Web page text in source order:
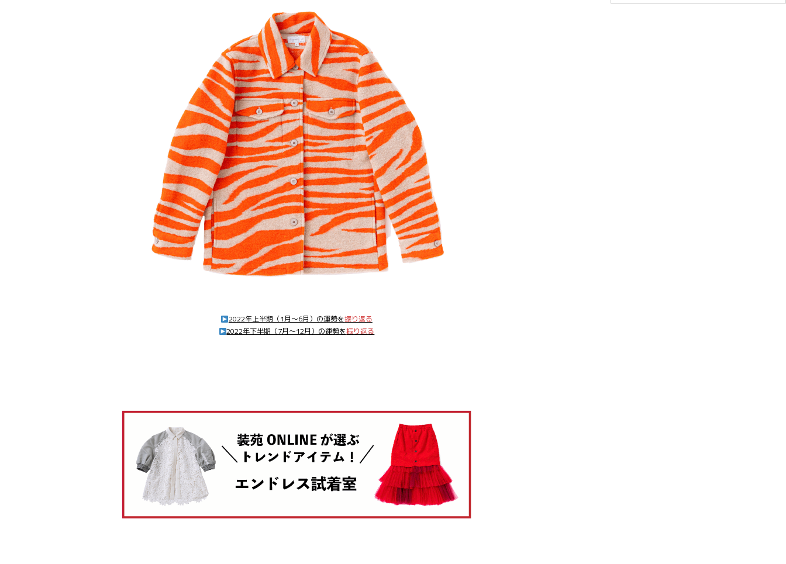
2022年上半期（1月～6月）の運勢を振り返る
2022年下半期（7月～12月）の運勢を振り返る